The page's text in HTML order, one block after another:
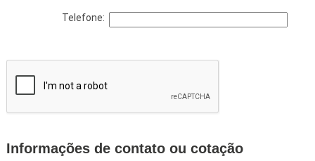
Telefone:
Informações de contato ou cotação